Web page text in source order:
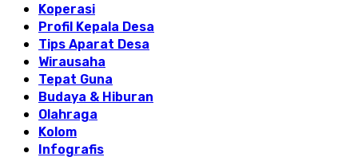
Koperasi
Profil Kepala Desa
Tips Aparat Desa
Wirausaha
Tepat Guna
Budaya & Hiburan
Olahraga
Kolom
Infografis